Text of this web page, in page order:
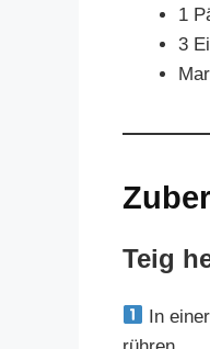
1
3
Teig
In